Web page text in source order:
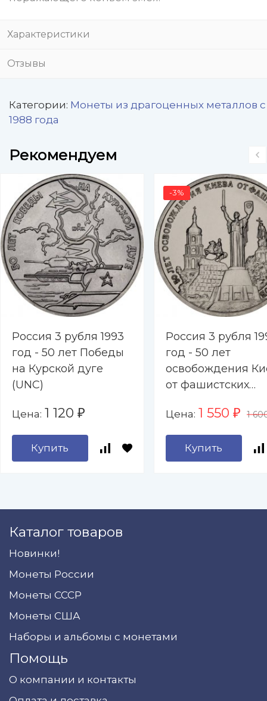
Характеристики
Отзывы
Категории: Монеты из драгоценных металлов с
1988 года
Рекомендуем
Россия 3 рубля 1993
год - 50 лет Победы
на Курской дуге
(UNC)
Цена: 1 120 ₽
Купить
-3%
Россия 3 рубля
год - 50 лет
освобождения
от фашистских
Цена: 1 550 ₽ 1
Купить
Каталог товаров
Новинки!
Монеты России
Монеты СССР
Монеты США
Наборы и альбомы с монетами
Помощь
О компании и контакты